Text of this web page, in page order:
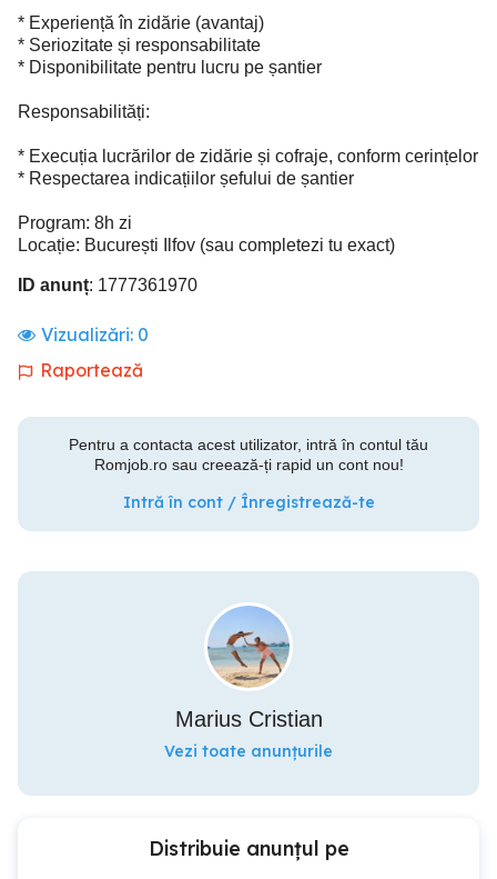
* Experiență în zidărie (avantaj)
* Seriozitate și responsabilitate
* Disponibilitate pentru lucru pe șantier
Responsabilități:
* Execuția lucrărilor de zidărie și cofraje, conform cerințelor
* Respectarea indicațiilor șefului de șantier
Program: 8h zi
Locație: București Ilfov (sau completezi tu exact)
ID anunț: 1777361970
Vizualizări: 0
Raportează
Pentru a contacta acest utilizator, intră în contul tău
Romjob.ro sau creează-ți rapid un cont nou!
Intră în cont / Înregistrează-te
Marius Cristian
Vezi toate anunțurile
Distribuie anunțul pe